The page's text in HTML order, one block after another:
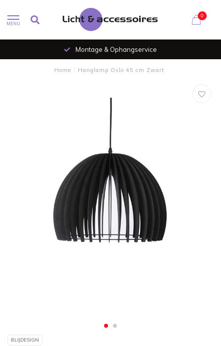
MENU
0
Montage & Ophangservice
Home / Hanglamp Oslo 45 cm Zwart
BLIJDESIGN